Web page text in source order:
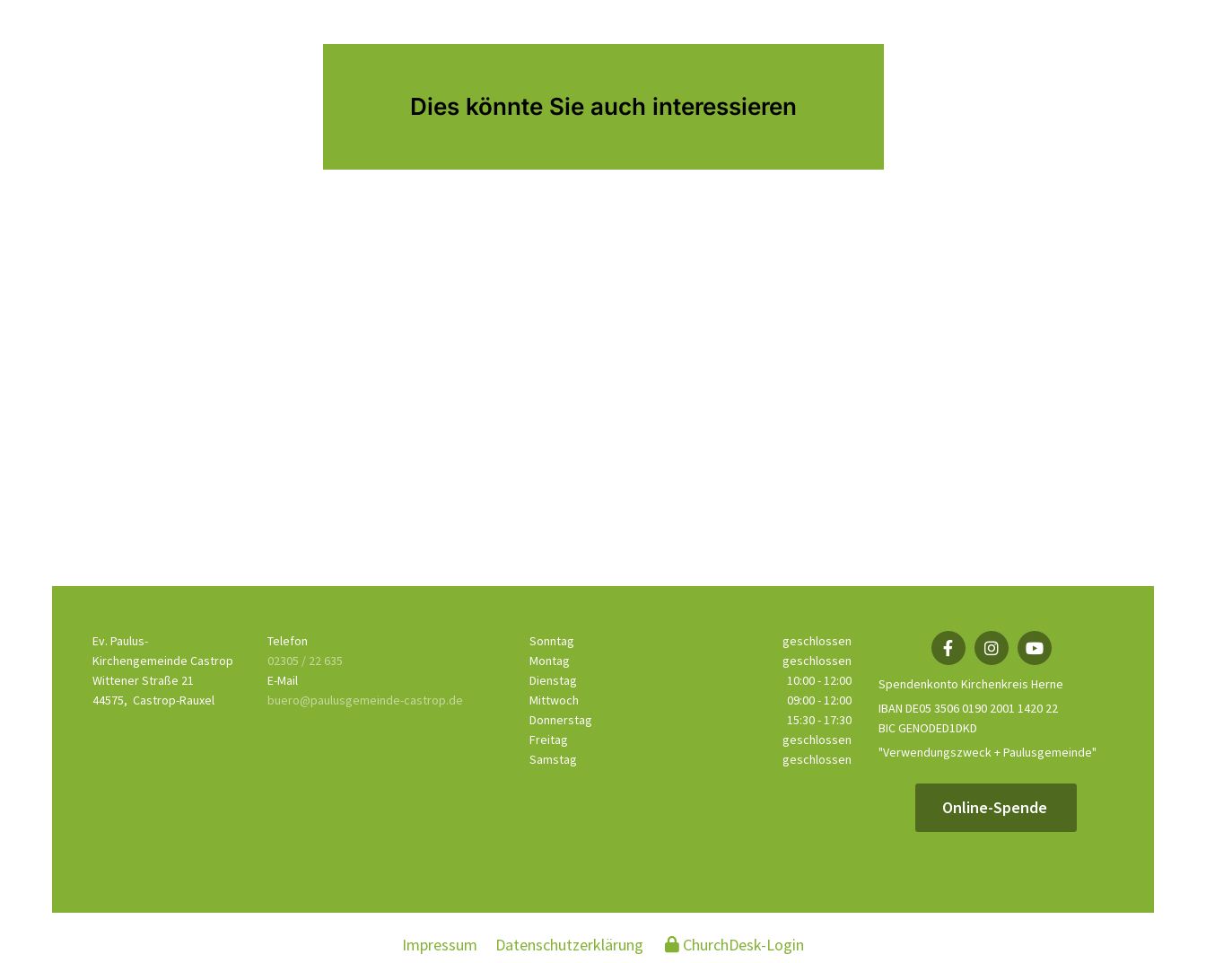
Dies könnte Sie auch interessieren
Ev. Paulus-
Kirchengemeinde Castrop
Wittener Straße 21
44575, Castrop-Rauxel
Telefon
02305 / 22 635
E-Mail
buero@paulusgemeinde-castrop.de
Sonntag
geschlossen
Montag
geschlossen
Dienstag
10:00 - 12:00
Mittwoch
09:00 - 12:00
Donnerstag
15:30 - 17:30
Freitag
geschlossen
Samstag
geschlossen
Spendenkonto Kirchenkreis Herne
IBAN DE05 3506 0190 2001 1420 22
BIC GENODED1DKD
"Verwendungszweck + Paulusgemeinde"
Online-Spende
Impressum Datenschutzerklärung ChurchDesk-Login